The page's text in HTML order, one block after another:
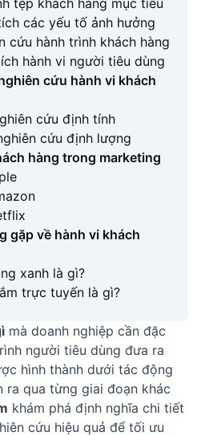
tệp khách hàng mục tiêu
các yếu tố ảnh hưởng
cứu hành trình khách hàng
hành vi người tiêu dùng
cứu hành vi khách
cứu định tính
cứu định lượng
hàng trong marketing
gặp về hành vi khách
xanh là gì?
trực tuyến là gì?
mà doanh nghiệp cần đặc
người tiêu dùng đưa ra
hình thành dưới tác động
ra qua từng giai đoạn khác
khám phá định nghĩa chi tiết
cứu hiệu quả để tối ưu